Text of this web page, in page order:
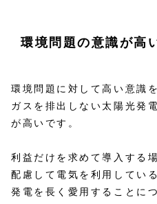
環境問題の意識が高
環境問題に対して高い意識
ガスを排出しない太陽光発
が高いです。
利益だけを求めて導入する
配慮して電気を利用してい
発電を長く愛用することに